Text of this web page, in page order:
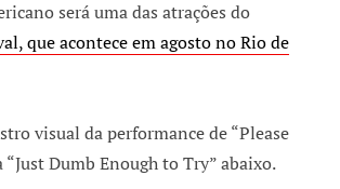
será uma das atrações do
que acontece em agosto no Rio de
visual da performance de “Please
“Just Dumb Enough to Try” abaixo.